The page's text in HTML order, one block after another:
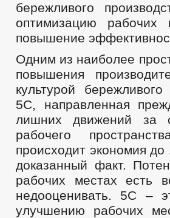
бережливого
оптимизацию рабочих
повышение
Одним из наиболее
повышения
культурой
5С, направленная
лишних движений за
рабочего
происходит экономия
доказанный факт.
рабочих местах есть
недооценивать. 5С –
улучшению рабочих